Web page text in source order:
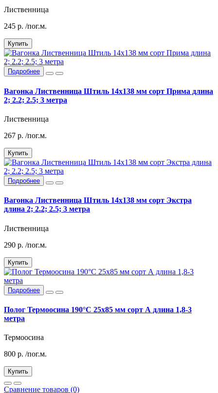
Лиственница
245 р. /пог.м.
Купить
Подробнее
Вагонка Лиственница Штиль 14х138 мм сорт Прима длина
2; 2.2; 2.5; 3 метра
Лиственница
267 р. /пог.м.
Купить
Подробнее
Вагонка Лиственница Штиль 14х138 мм сорт Экстра
длина 2; 2.2; 2.5; 3 метра
Лиственница
290 р. /пог.м.
Купить
Подробнее
Полог Термоосина 190°C 25х85 мм сорт А длина 1,8-3
метра
Термоосина
800 р. /пог.м.
Купить
Сравнение товаров (0)